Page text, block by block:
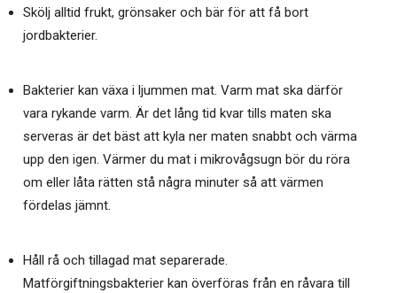
Skölj alltid frukt, grönsaker och bär för att få bort
jordbakterier.
Bakterier kan växa i ljummen mat. Varm mat ska därför
vara rykande varm. Är det lång tid kvar tills maten ska
serveras är det bäst att kyla ner maten snabbt och värma
upp den igen. Värmer du mat i mikrovågsugn bör du röra
om eller låta rätten stå några minuter så att värmen
fördelas jämnt.
Håll rå och tillagad mat separerade.
Matförgiftningsbakterier kan överföras från en råvara till